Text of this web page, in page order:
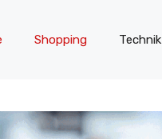
Shopping Technik